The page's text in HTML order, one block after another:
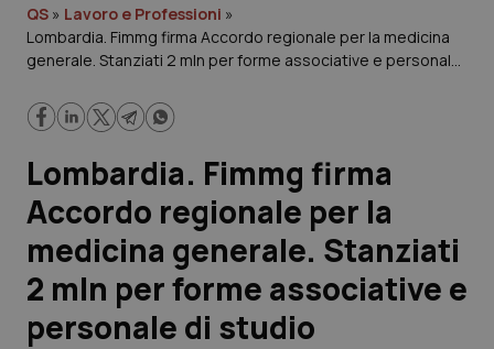
Governo e Parlamento
Regioni e Asl
Lavoro e Professioni
Scienza e Farmaci
Studi e Analisi
Lettere al direttore
QS » Lavoro e Professioni »
Lombardia. Fimmg firma Accordo regionale per la medicina
generale. Stanziati 2 mln per forme associative e personale
Lombardia. Fimmg firma
Accordo regionale per la
medicina generale. Stanziati
2 mln per forme associative e
personale di studio